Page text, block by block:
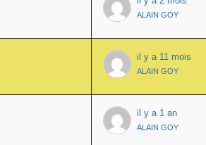
ALAIN GOY
il y a 11 mois
ALAIN GOY
il y a 1 an
ALAIN GOY